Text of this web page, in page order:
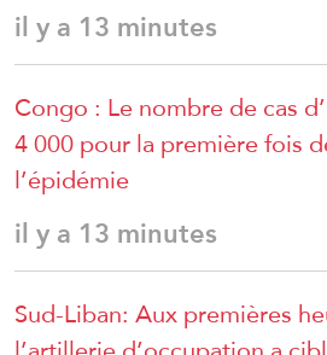
il y a 13 minutes
Congo : Le nombre de cas
4 000 pour la première fois
l’épidémie
il y a 13 minutes
Sud-Liban: Aux premières